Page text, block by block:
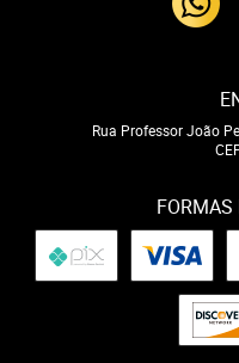
Rua Professor João
FORMAS